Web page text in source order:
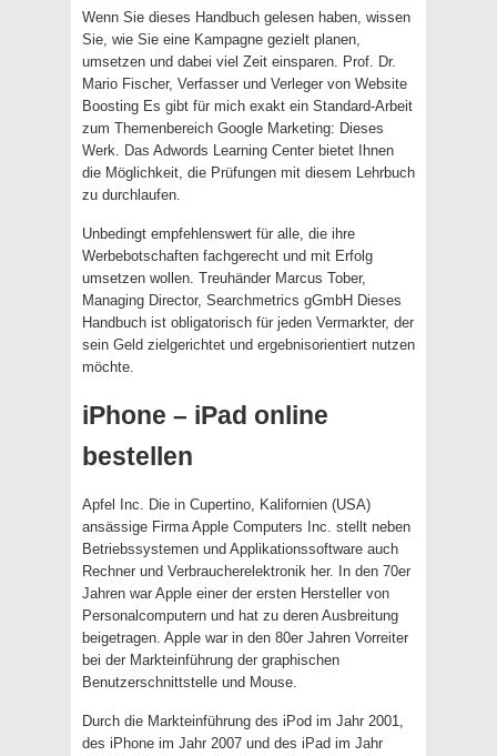
Wenn Sie dieses Handbuch gelesen haben, wissen
Sie, wie Sie eine Kampagne gezielt planen,
umsetzen und dabei viel Zeit einsparen. Prof. Dr.
Mario Fischer, Verfasser und Verleger von Website
Boosting Es gibt für mich exakt ein Standard-Arbeit
zum Themenbereich Google Marketing: Dieses
Werk. Das Adwords Learning Center bietet Ihnen
die Möglichkeit, die Prüfungen mit diesem Lehrbuch
zu durchlaufen.
Unbedingt empfehlenswert für alle, die ihre
Werbebotschaften fachgerecht und mit Erfolg
umsetzen wollen. Treuhänder Marcus Tober,
Managing Director, Searchmetrics gGmbH Dieses
Handbuch ist obligatorisch für jeden Vermarkter, der
sein Geld zielgerichtet und ergebnisorientiert nutzen
möchte.
iPhone – iPad online
bestellen
Apfel Inc. Die in Cupertino, Kalifornien (USA)
ansässige Firma Apple Computers Inc. stellt neben
Betriebssystemen und Applikationssoftware auch
Rechner und Verbraucherelektronik her. In den 70er
Jahren war Apple einer der ersten Hersteller von
Personalcomputern und hat zu deren Ausbreitung
beigetragen. Apple war in den 80er Jahren Vorreiter
bei der Markteinführung der graphischen
Benutzerschnittstelle und Mouse.
Durch die Markteinführung des iPod im Jahr 2001,
des iPhone im Jahr 2007 und des iPad im Jahr